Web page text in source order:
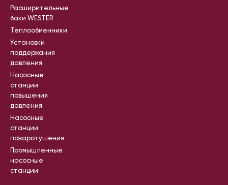
Расширительные
баки WESTER
Теплообменники
Установки
поддержания
давления
Насосные
станции
повышения
давления
Насосные
станции
пожаротушения
Промышленные
насосные
станции